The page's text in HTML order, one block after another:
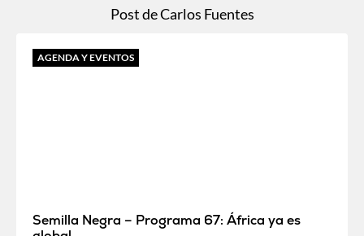
Post de Carlos Fuentes
AGENDA Y EVENTOS
Semilla Negra – Programa 67: África ya es